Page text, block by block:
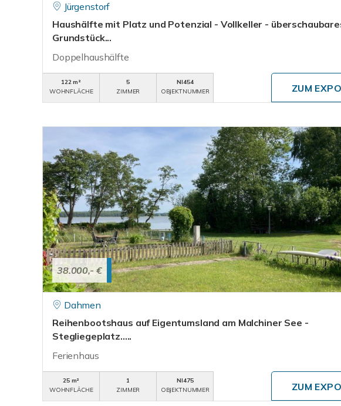
Jürgenstorf
Haushälfte mit Platz und Potenzial - Vollkeller -
Grundstück...
Doppelhaushälfte
122 m²
WOHNFLÄCHE
5
ZIMMER
NI454
OBJEKTNUMMER
ZUM
38.000,- €
Dahmen
Reihenbootshaus auf Eigentumsland am Malchiner See -
Stegliegeplatz.....
Ferienhaus
25 m²
WOHNFLÄCHE
1
ZIMMER
NI475
OBJEKTNUMMER
ZUM